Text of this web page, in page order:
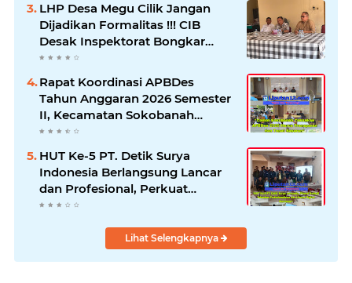
LHP Desa Megu Cilik Jangan
Dijadikan Formalitas !!! CIB
Desak Inspektorat Bongkar
Seluruh Fakta dan Hentikan
Dugaan Permainan Oknum
Rapat Koordinasi APBDes
Tahun Anggaran 2026 Semester
II, Kecamatan Sokobanah
Libatkan 12 Desa
HUT Ke-5 PT. Detik Surya
Indonesia Berlangsung Lancar
dan Profesional, Perkuat
Kompetensi Wartawan
Lihat Selengkapnya